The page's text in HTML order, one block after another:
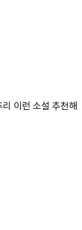
이런 소설 추천해